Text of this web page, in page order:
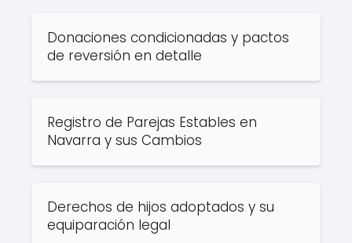
Donaciones condicionadas y pactos
de reversión en detalle
Registro de Parejas Estables en
Navarra y sus Cambios
Derechos de hijos adoptados y su
equiparación legal